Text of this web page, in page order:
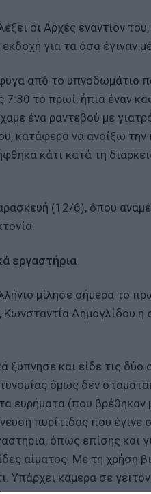
οι Αρχές εναντίον
για τα όσα έγιναν
από το υπνοδωμάτιο
το πρωί, ήπια έναν
ένα ραντεβού με
κατάφερα να ανοίξω την
κάτι κατά τη
(12/6), όπου
εργαστήρια
μίλησε σήμερα το
Δημογλίδου
ξύπνησε και είδε τις
όμως δεν
ευρήματα (που βρέθηκαν
πυρίτιδας που
όπως επίσης και
αίματος. Με τη χρήση
κάμερα σε